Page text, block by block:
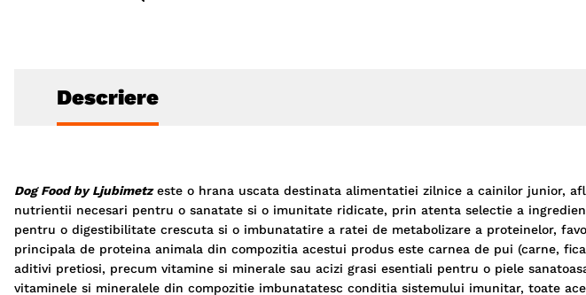
Descriere
Dog Food by Ljubimetzeste o hrana uscata destinata alimentatiei zilnice a cainilor junior,
nutrientii necesari pentru o sanatate si o imunitate ridicate, prin atenta selectie a
pentru o digestibilitate crescuta si o imbunatatire a ratei de metabolizare a proteinelor,
principala de proteina animala din compozitia acestui produs este carnea de pui (carne,
aditivi pretiosi, precum vitamine si minerale sau acizi grasi esentiali pentru o piele
vitaminele si mineralele din compozitie imbunatatesc conditia sistemului imunitar, toate